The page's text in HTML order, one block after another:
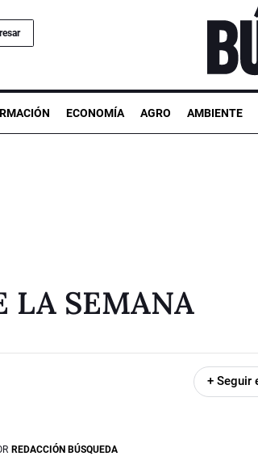
ECONOMÍA AGRO AMBIENTE
LA SEMANA
+ Seguir
REDACCIÓN BÚSQUEDA